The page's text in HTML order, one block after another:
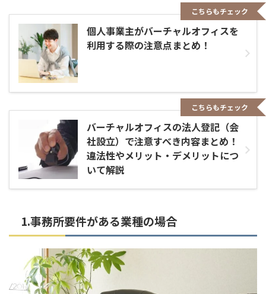
個人事業主がバーチャルオフィスを
利用する際の注意点まとめ！
こちらもチェック
バーチャルオフィスの法人登記（会
社設立）で注意すべき内容まとめ！
違法性やメリット・デメリットにつ
いて解説
こちらもチェック
1.事務所要件がある業種の場合